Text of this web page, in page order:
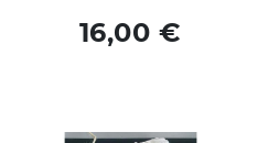
16,00 €